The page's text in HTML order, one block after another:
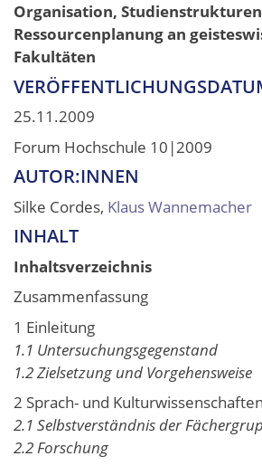
Organisation,
Ressourcenplanung an
Fakultäten
25.11.2009
Forum Hochschule 10|2009
AUTOR:INNEN
Silke Cordes, Klaus Wannemacher
INHALT
Inhaltsverzeichnis
Zusammenfassung
1 Einleitung
1.1 Untersuchungsgegenstand
1.2 Zielsetzung und Vorgehensweise
2 Sprach- und
2.1 Selbstverständnis der
2.2 Forschung